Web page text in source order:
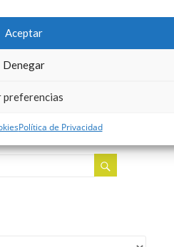
Aceptar
Denegar
preferencias
Política de Privacidad
,Internet